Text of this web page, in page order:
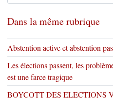
Dans la même rubrique
Abstention active et abstention
Les élections passent, les
est une farce tragique
BOYCOTT DES ELECTIONS